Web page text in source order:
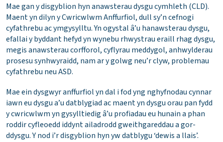
Mae gan y disgyblion hyn anawsterau dysgu cymhleth (CLD).
Maent yn dilyn y Cwricwlwm Anffurfiol, dull sy’n cefnogi
cyfathrebu ac ymgysylltu. Yn ogystal â’u hanawsterau dysgu,
efallai y byddant hefyd yn wynebu rhwystrau eraill rhag dysgu,
megis anawsterau corfforol, cyflyrau meddygol, anhwylderau
prosesu synhwyraidd, nam ar y golwg neu’r clyw, problemau
cyfathrebu neu ASD.
Mae ein dysgwyr anffurfiol yn dal i fod yng nghyfnodau cynnar
iawn eu dysgu a’u datblygiad ac maent yn dysgu orau pan fydd
y cwricwlwm yn gysylltiedig â’u profiadau eu hunain a phan
roddir cyfleoedd iddynt ailadrodd gweithgareddau a gor-
ddysgu. Y nod i’r disgyblion hyn yw datblygu ‘dewis a llais’.